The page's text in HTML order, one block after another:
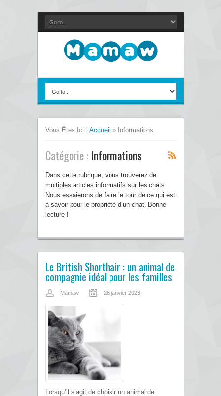
Vous Êtes Ici : Accueil » Informations
Catégorie : Informations
Dans cette rubrique, vous trouverez de
multiples articles informatifs sur les chats.
Nous essaierons de faire le tour de ce qui est
à savoir pour le propriété d’un chat. Bonne
lecture !
Le British Shorthair : un animal de
compagnie idéal pour les familles
Mamaw 26 janvier 2023
Lorsqu’il s’agit de choisir un animal de